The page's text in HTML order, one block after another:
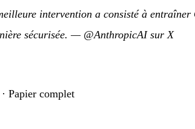
intervention a consisté à
sécurisée. — @AnthropicAI sur X
· Papier complet